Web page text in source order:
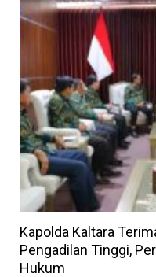
Kapolda Kaltara
Pengadilan Tinggi,
Hukum